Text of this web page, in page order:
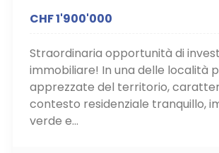
CHF 1'900'000
Straordinaria opportunità di
immobiliare! In una delle località
apprezzate del territorio,
contesto residenziale tranquillo,
verde e...